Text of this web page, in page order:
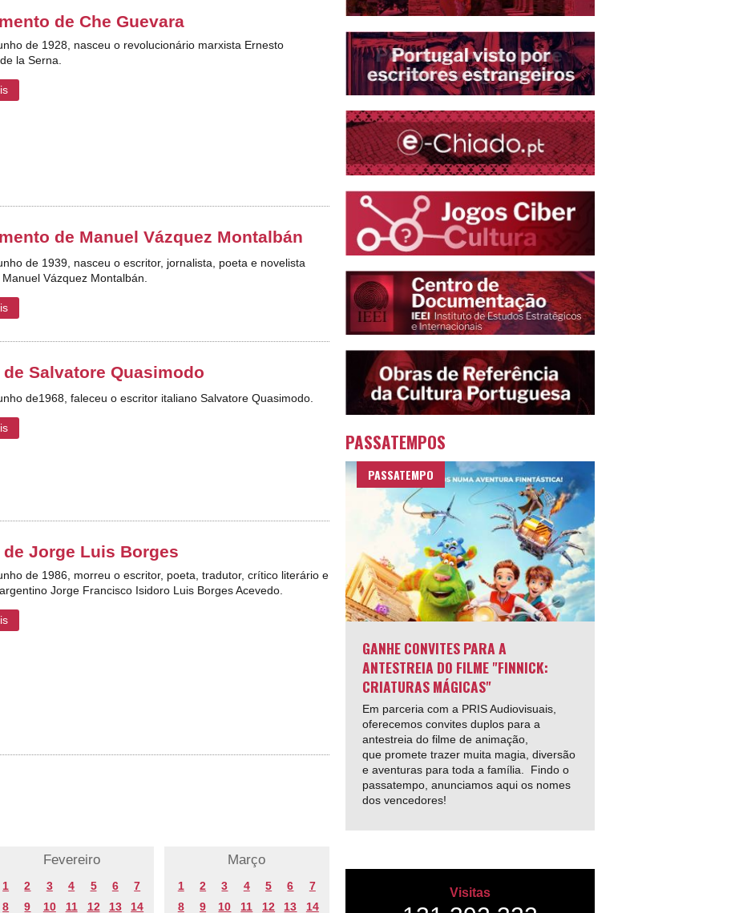
de Che Guevara
de 1928, nasceu o revolucionário marxista Ernesto
la Serna.
de Manuel Vázquez Montalbán
de 1939, nasceu o escritor, jornalista, poeta e novelista
Vázquez Montalbán.
de Salvatore Quasimodo
de1968, faleceu o escritor italiano Salvatore Quasimodo.
de Jorge Luis Borges
de 1986, morreu o escritor, poeta, tradutor, crítico literário e
Jorge Francisco Isidoro Luis Borges Acevedo.
Fevereiro
1 2 3 4 5 6
7
8
9 10 11 12 13
14
Março
1 2 3 4 5 6
7
8
9 10 11 12 13
14
PASSATEMPOS
PASSATEMPO
GANHE CONVITES PARA A
ANTESTREIA DO FILME "FINNICK:
CRIATURAS MÁGICAS"
Em parceria com a PRIS Audiovisuais,
oferecemos convites duplos para a
antestreia do filme de animação,
que promete trazer muita magia, diversão
e aventuras para toda a família. Findo o
passatempo, anunciamos aqui os nomes
dos vencedores!
Visitas